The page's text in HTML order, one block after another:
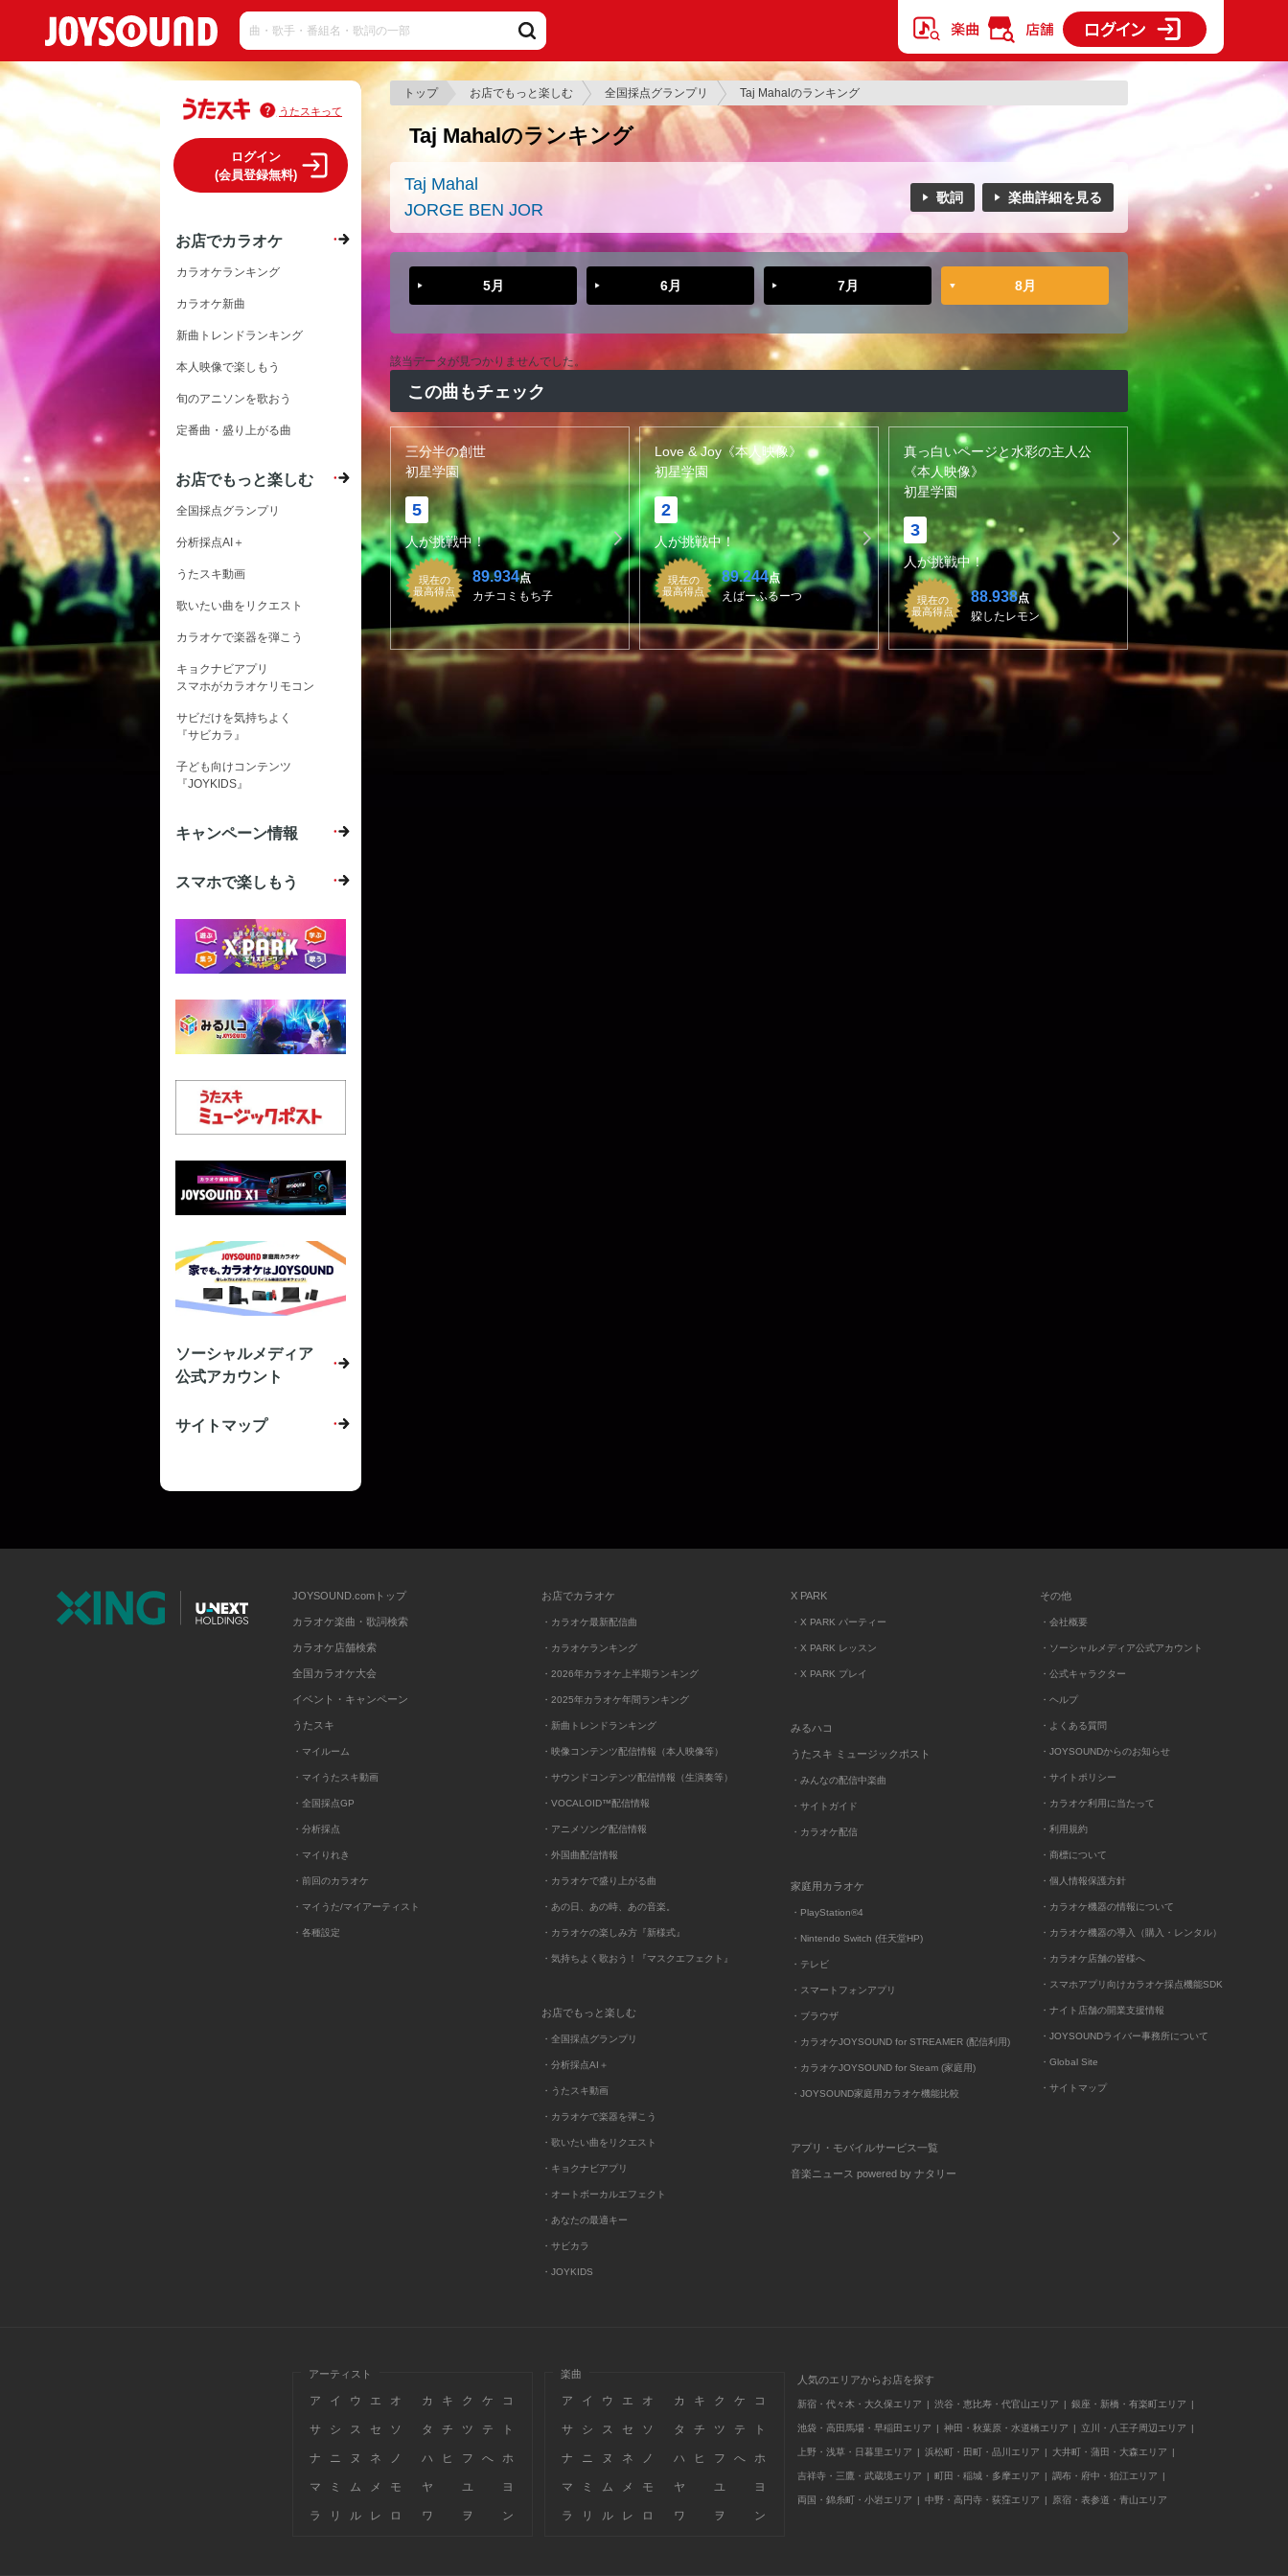
トップ お店でもっと楽しむ 全国採点グランプリ Taj Mahalのランキング
Taj Mahalのランキング
Taj Mahal
JORGE BEN JOR
歌詞 楽曲詳細を見る
5月 6月 7月 8月
該当データが見つかりませんでした。
この曲もチェック
三分半の創世
初星学園
5
人が挑戦中！
現在の
最高得点
89.934点
カチコミもち子
Love & Joy《本人映像》
初星学園
2
人が挑戦中！
現在の
最高得点
89.244点
えばーふるーつ
真っ白いページと水彩の主人公
《本人映像》
初星学園
3
人が挑戦中！
現在の
最高得点
88.938点
躱したレモン
うたスキって
ログイン
(会員登録無料)
お店でカラオケ
カラオケランキング
カラオケ新曲
新曲トレンドランキング
本人映像で楽しもう
旬のアニソンを歌おう
定番曲・盛り上がる曲
お店でもっと楽しむ
全国採点グランプリ
分析採点AI＋
うたスキ動画
歌いたい曲をリクエスト
カラオケで楽器を弾こう
キョクナビアプリ
スマホがカラオケリモコン
サビだけを気持ちよく
『サビカラ』
子ども向けコンテンツ
『JOYKIDS』
キャンペーン情報
スマホで楽しもう
ソーシャルメディア
公式アカウント
サイトマップ
JOYSOUND.comトップ
カラオケ楽曲・歌詞検索
カラオケ店舗検索
全国カラオケ大会
イベント・キャンペーン
うたスキ
・マイルーム
・マイうたスキ動画
・全国採点GP
・分析採点
・マイりれき
・前回のカラオケ
・マイうた/マイアーティスト
・各種設定
お店でカラオケ
・カラオケ最新配信曲
・カラオケランキング
・2026年カラオケ上半期ランキング
・2025年カラオケ年間ランキング
・新曲トレンドランキング
・映像コンテンツ配信情報（本人映像等）
・サウンドコンテンツ配信情報（生演奏等）
・VOCALOID™配信情報
・アニメソング配信情報
・外国曲配信情報
・カラオケで盛り上がる曲
・あの日、あの時、あの音楽。
・カラオケの楽しみ方『新様式』
・気持ちよく歌おう！『マスクエフェクト』
お店でもっと楽しむ
・全国採点グランプリ
・分析採点AI＋
・うたスキ動画
・カラオケで楽器を弾こう
・歌いたい曲をリクエスト
・キョクナビアプリ
・オートボーカルエフェクト
・あなたの最適キー
・サビカラ
・JOYKIDS
X PARK
・X PARK パーティー
・X PARK レッスン
・X PARK プレイ
みるハコ
うたスキ ミュージックポスト
・みんなの配信中楽曲
・サイトガイド
・カラオケ配信
家庭用カラオケ
・PlayStation®4
・Nintendo Switch (任天堂HP)
・テレビ
・スマートフォンアプリ
・ブラウザ
・カラオケJOYSOUND for STREAMER (配信利用)
・カラオケJOYSOUND for Steam (家庭用)
・JOYSOUND家庭用カラオケ機能比較
アプリ・モバイルサービス一覧
音楽ニュース powered by ナタリー
その他
・会社概要
・ソーシャルメディア公式アカウント
・公式キャラクター
・ヘルプ
・よくある質問
・JOYSOUNDからのお知らせ
・サイトポリシー
・カラオケ利用に当たって
・利用規約
・商標について
・個人情報保護方針
・カラオケ機器の情報について
・カラオケ機器の導入（購入・レンタル）
・カラオケ店舗の皆様へ
・スマホアプリ向けカラオケ採点機能SDK
・ナイト店舗の開業支援情報
・JOYSOUNDライバー事務所について
・Global Site
・サイトマップ
アーティスト
ア イ ウ エ オ カ キ ク ケ コ
サ シ ス セ ソ タ チ ツ テ ト
ナ ニ ヌ ネ ノ ハ ヒ フ へ ホ
マ ミ ム メ モ ヤ ユ ヨ
ラ リ ル レ ロ ワ ヲ ン
楽曲
ア イ ウ エ オ カ キ ク ケ コ
サ シ ス セ ソ タ チ ツ テ ト
ナ ニ ヌ ネ ノ ハ ヒ フ へ ホ
マ ミ ム メ モ ヤ ユ ヨ
ラ リ ル レ ロ ワ ヲ ン
人気のエリアからお店を探す
新宿・代々木・大久保エリア 渋谷・恵比寿・代官山エリア 銀座・新橋・有楽町エリア
池袋・高田馬場・早稲田エリア 神田・秋葉原・水道橋エリア 立川・八王子周辺エリア
上野・浅草・日暮里エリア 浜松町・田町・品川エリア 大井町・蒲田・大森エリア
吉祥寺・三鷹・武蔵境エリア 町田・稲城・多摩エリア 調布・府中・狛江エリア
両国・錦糸町・小岩エリア 中野・高円寺・荻窪エリア 原宿・表参道・青山エリア